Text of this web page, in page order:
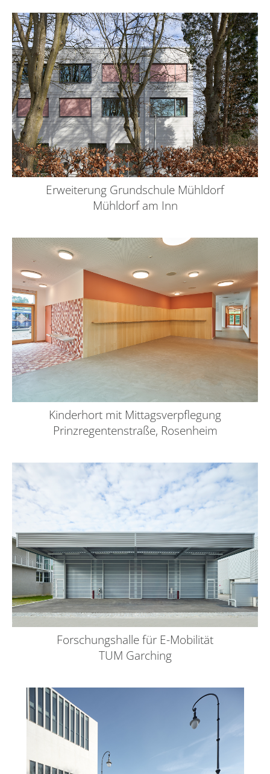
Erweiterung Grundschule Mühldorf
Mühldorf am Inn
Kinderhort mit Mittagsverpflegung
Prinzregentenstraße, Rosenheim
Forschungshalle für E-Mobilität
TUM Garching